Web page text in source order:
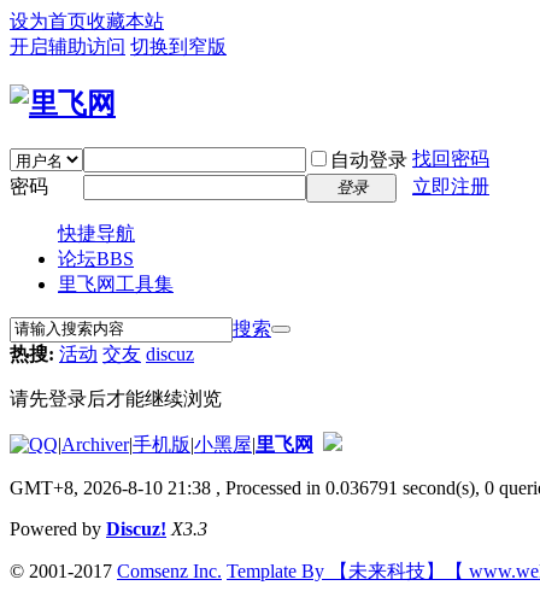
设为首页收藏本站
开启辅助访问 切换到窄版
自动登录 找回密码
密码
登录 立即注册
快捷导航
论坛BBS
里飞网工具集
搜索
热搜: 活动 交友 discuz
请先登录后才能继续浏览
|Archiver|手机版|小黑屋|里飞网
GMT+8, 2026-8-10 21:38 , Processed in 0.036791 second(s), 0
Powered by Discuz! X3.3
© 2001-2017 Comsenz Inc. Template By 【未来科技】【